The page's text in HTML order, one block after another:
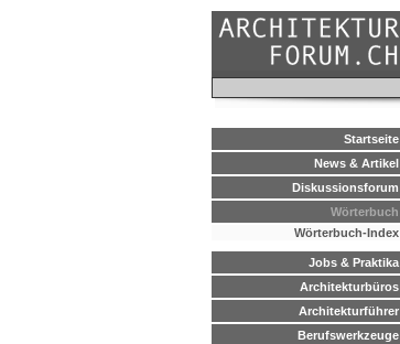
Startseite
News & Artikel
Diskussionsforum
Wörterbuch
Wörterbuch-Index
Jobs & Praktika
Architekturbüros
Architekturführer
Berufswerkzeuge